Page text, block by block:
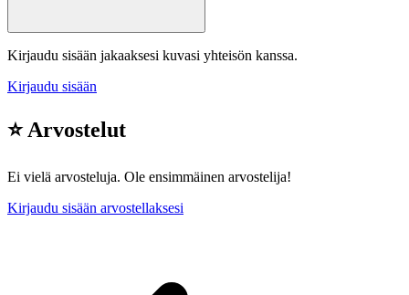
Kirjaudu sisään jakaaksesi kuvasi yhteisön kanssa.
Kirjaudu sisään
⭐ Arvostelut
Ei vielä arvosteluja. Ole ensimmäinen arvostelija!
Kirjaudu sisään arvostellaksesi